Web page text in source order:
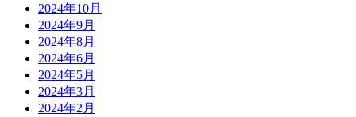
2024年10月
2024年9月
2024年8月
2024年6月
2024年5月
2024年3月
2024年2月